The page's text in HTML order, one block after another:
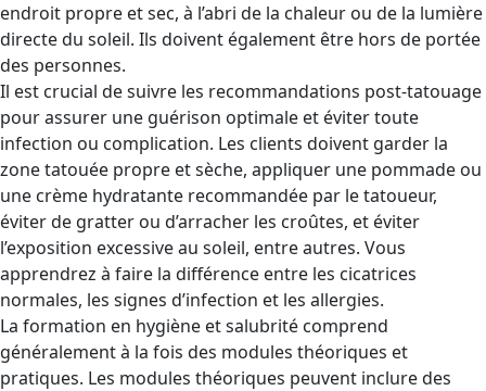
endroit propre et sec, à l’abri de la chaleur ou de la lumière
directe du soleil. Ils doivent également être hors de portée
des personnes.
Il est crucial de suivre les recommandations post-tatouage
pour assurer une guérison optimale et éviter toute
infection ou complication. Les clients doivent garder la
zone tatouée propre et sèche, appliquer une pommade ou
une crème hydratante recommandée par le tatoueur,
éviter de gratter ou d’arracher les croûtes, et éviter
l’exposition excessive au soleil, entre autres. Vous
apprendrez à faire la différence entre les cicatrices
normales, les signes d’infection et les allergies.
La formation en hygiène et salubrité comprend
généralement à la fois des modules théoriques et
pratiques. Les modules théoriques peuvent inclure des